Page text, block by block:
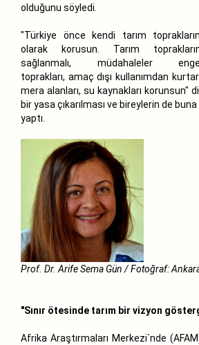
olduğunu söyledi.
"Türkiye önce kendi tarım
olarak korusun. Tarım
sağlanmalı, müdahaleler
toprakları, amaç dışı kullanımdan
mera alanları, su kaynakları korunsun"
bir yasa çıkarılması ve bireylerin de
yaptı.
Prof. Dr. Arife Sema Gün / Fotoğraf:
"Sınır ötesinde tarım bir vizyon
Afrika Araştırmaları Merkezi`nde